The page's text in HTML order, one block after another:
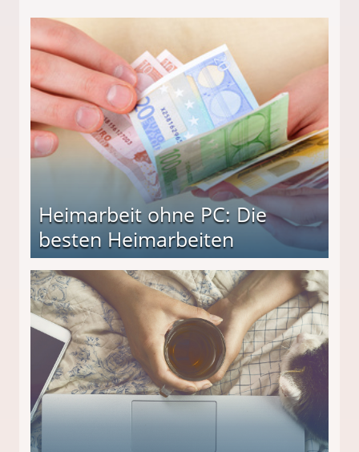
Heimarbeit ohne PC: Die
besten Heimarbeiten